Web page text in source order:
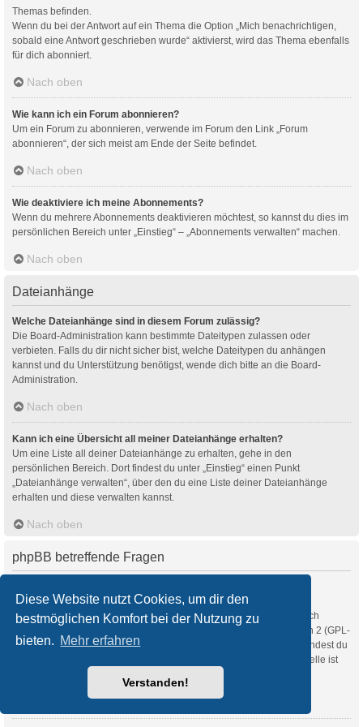
Diese Website nutzt Cookies, um dir den
bestmöglichen Komfort bei der Nutzung zu
bieten. Mehr erfahren
Verstanden!
Themas befinden.
Wenn du bei der Antwort auf ein Thema die Option „Mich benachrichtigen,
sobald eine Antwort geschrieben wurde“ aktivierst, wird das Thema ebenfalls
für dich abonniert.
Nach oben
Wie kann ich ein Forum abonnieren?
Um ein Forum zu abonnieren, verwende im Forum den Link „Forum
abonnieren“, der sich meist am Ende der Seite befindet.
Nach oben
Wie deaktiviere ich meine Abonnements?
Wenn du mehrere Abonnements deaktivieren möchtest, so kannst du dies im
persönlichen Bereich unter „Einstieg“ – „Abonnements verwalten“ machen.
Nach oben
Dateianhänge
Welche Dateianhänge sind in diesem Forum zulässig?
Die Board-Administration kann bestimmte Dateitypen zulassen oder
verbieten. Falls du dir nicht sicher bist, welche Dateitypen du anhängen
kannst und du Unterstützung benötigst, wende dich bitte an die Board-
Administration.
Nach oben
Kann ich eine Übersicht all meiner Dateianhänge erhalten?
Um eine Liste all deiner Dateianhänge zu erhalten, gehe in den
persönlichen Bereich. Dort findest du unter „Einstieg“ einen Punkt
„Dateianhänge verwalten“, über den du eine Liste deiner Dateianhänge
erhalten und diese verwalten kannst.
Nach oben
phpBB betreffende Fragen
Diese Software (in ihrer unmodifizierten Fassung) wurde von
phpBB Limited
entwickelt und veröffentlicht. Sie ist urheberrechtlich
geschützt. Sie wurde unter der GNU General Public License, Version 2 (GPL-
2.0) veröffentlicht und kann frei vertrieben werden. Weitere Details findest du
. Eine deutschsprachige Anlaufstelle ist